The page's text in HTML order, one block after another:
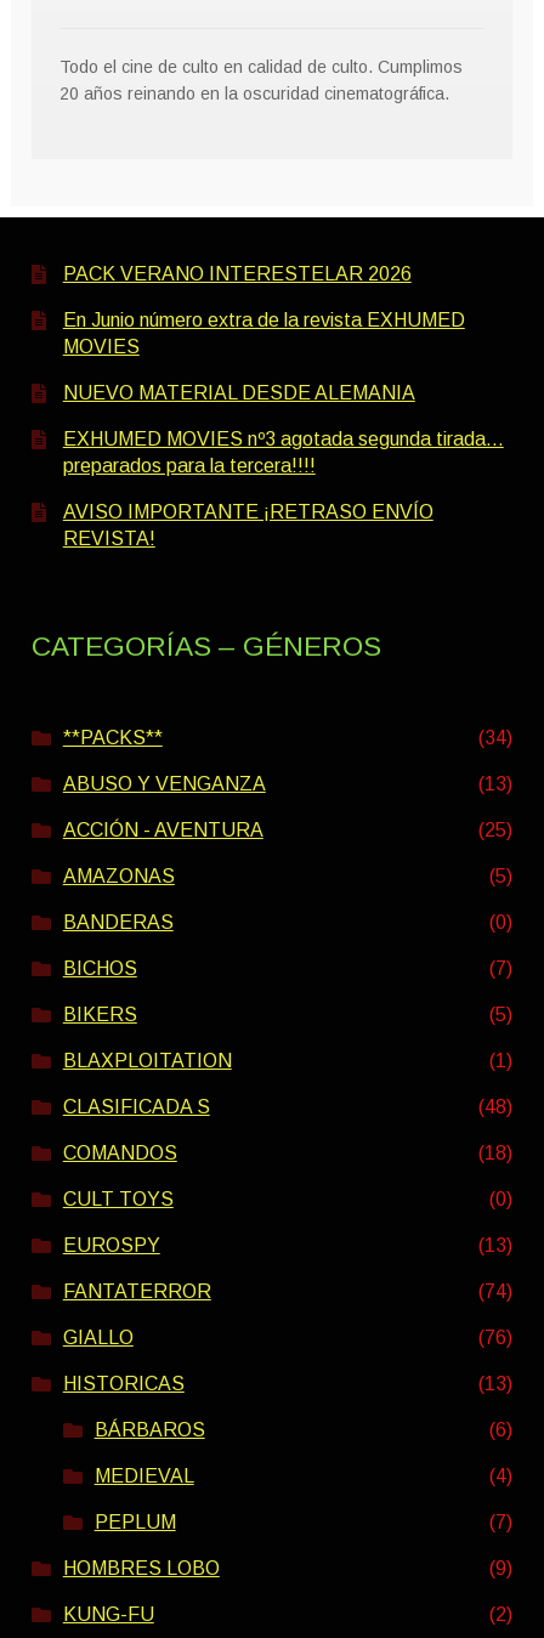
Todo el cine de culto en calidad de culto. Cumplimos
20 años reinando en la oscuridad cinematográfica.
PACK VERANO INTERESTELAR 2026
En Junio número extra de la revista EXHUMED
MOVIES
NUEVO MATERIAL DESDE ALEMANIA
EXHUMED MOVIES nº3 agotada segunda tirada…
preparados para la tercera!!!!
AVISO IMPORTANTE ¡RETRASO ENVÍO
REVISTA!
CATEGORÍAS – GÉNEROS
**PACKS** (34)
ABUSO Y VENGANZA (13)
ACCIÓN - AVENTURA (25)
AMAZONAS (5)
BANDERAS (0)
BICHOS (7)
BIKERS (5)
BLAXPLOITATION (1)
CLASIFICADA S (48)
COMANDOS (18)
CULT TOYS (0)
EUROSPY (13)
FANTATERROR (74)
GIALLO (76)
HISTORICAS (13)
BÁRBAROS (6)
MEDIEVAL (4)
PEPLUM (7)
HOMBRES LOBO (9)
KUNG-FU (2)